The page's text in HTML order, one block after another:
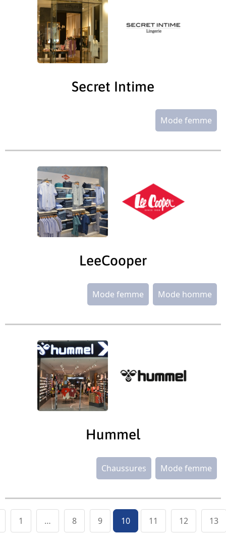
Secret Intime
Mode femme
LeeCooper
Mode femme Mode homme
Hummel
Chaussures Mode femme
1 … 8 9 10 11 12 13